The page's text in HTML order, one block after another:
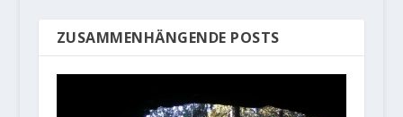
ZUSAMMENHÄNGENDE POSTS